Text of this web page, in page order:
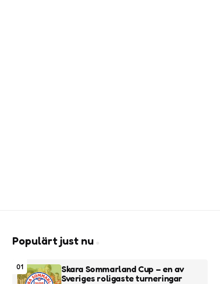
Populärt just nu
01
Skara Sommarland Cup – en av
Sveriges roligaste turneringar